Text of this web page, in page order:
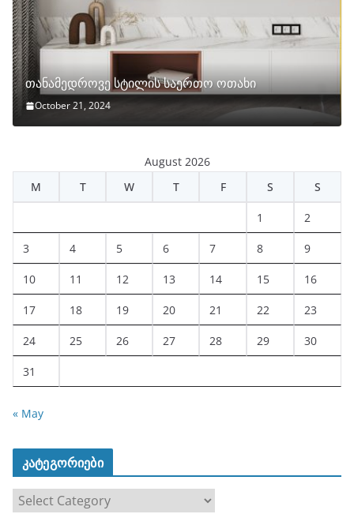
თანამედროვე სტილის საერთო ოთახი
October 21, 2024
August 2026
M
T W T F S S
1 2
3 4 5 6 7 8 9
10 11 12 13 14 15 16
17 18 19 20 21 22 23
24 25 26 27 28 29 30
31
« May
კატეგორიები